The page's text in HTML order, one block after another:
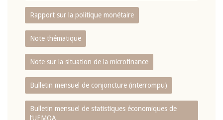
Rapport sur la politique monétaire
Note thématique
Note sur la situation de la microfinance
Bulletin mensuel de conjoncture (interrompu)
Bulletin mensuel de statistiques économiques de
l‘UEMOA